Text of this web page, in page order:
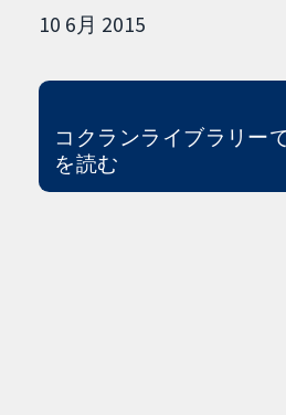
10 6月 2015
コクランライブラリー
を読む